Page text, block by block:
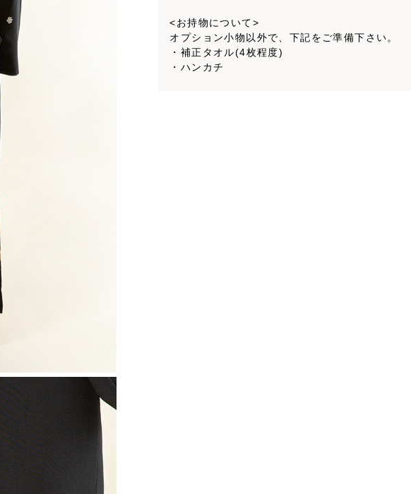
<お持物について>
オプション小物以外で、下記をご準備下さい。
・補正タオル(4枚程度)
・ハンカチ